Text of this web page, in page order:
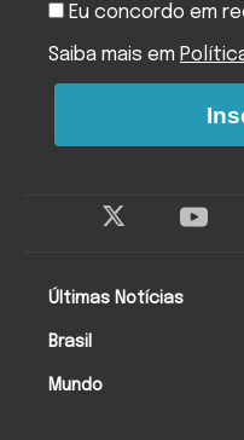
Últimas Notícias
Brasil
Mundo
Eu concordo em
Saiba mais em